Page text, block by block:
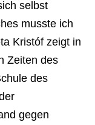
selbst
musste ich
Kristóf zeigt in
Zeiten des
des
gegen